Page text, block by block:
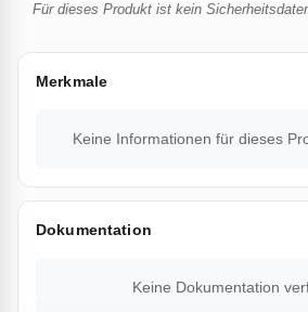
Gasdurchfluss (g/Std.): 7390 bei 4 bar
Für dieses Produkt ist kein
Merkmale
Keine Informationen für dieses
Dokumentation
Keine Dokumentation